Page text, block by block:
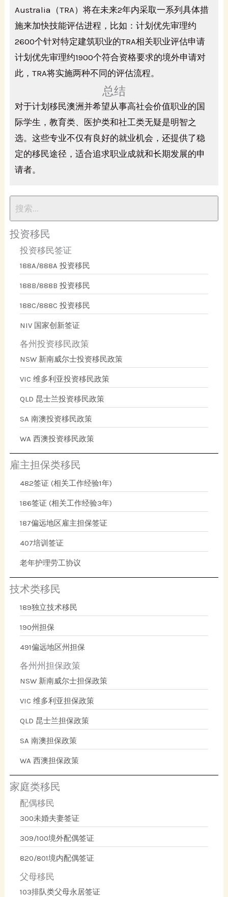
Australia（TRA）将在未来2年内采取一系列具体措
施来加快技能评估进程，比如：计划优先审理约
2600个针对特定建筑职业的TRA相关职业评估申请
计划优先审理约1900个符合资格要求的境外申请对
此，TRA将实施两种不同的评估流程。
总结
对于计划移民澳洲并希望从事高社会价值职业的国
际学生，教育类、医护类和社工类无疑是明智之
选。这些专业不仅有良好的就业机会，还提供了稳
定的移民途径，适合追求职业成就和长期发展的申
请者。
投资移民
投资移民签证
188A/888A 投资移民
188B/888B 投资移民
188C/888C 投资移民
NIV 国家创新签证
各州投资移民政策
NSW 新南威尔士投资移民政策
VIC 维多利亚投资移民政策
QLD 昆士兰投资移民政策
SA 南澳投资移民政策
WA 西澳投资移民政策
雇主担保类移民
482签证 (相关工作经验1年)
186签证 (相关工作经验3年)
187偏远地区雇主担保签证
407培训签证
老年护理劳工协议
技术类移民
189独立技术移民
190州担保
491偏远地区州担保
各州州担保政策
NSW 新南威尔士担保政策
VIC 维多利亚担保政策
QLD 昆士兰担保政策
SA 南澳担保政策
WA 西澳担保政策
家庭类移民
配偶移民
300未婚夫妻签证
309/100境外配偶签证
820/801境内配偶签证
父母移民
103排队类父母永居签证